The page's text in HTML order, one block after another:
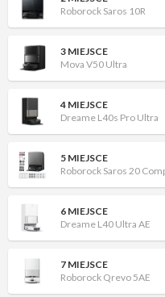
Roborock Saros 10R
3 MIEJSCE
Mova V50 Ultra
4 MIEJSCE
Dreame L40s Pro Ultra
5 MIEJSCE
Roborock Saros 20
6 MIEJSCE
Dreame L40 Ultra AE
7 MIEJSCE
Roborock Qrevo 5AE